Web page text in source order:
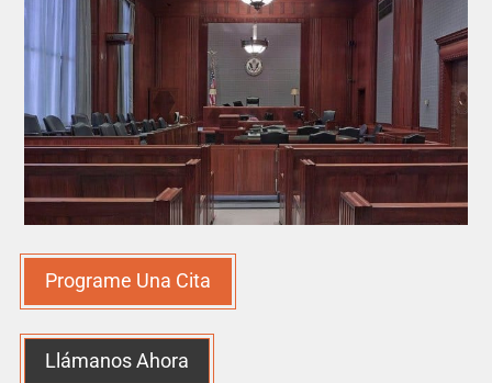
Programe Una Cita
Llámanos Ahora